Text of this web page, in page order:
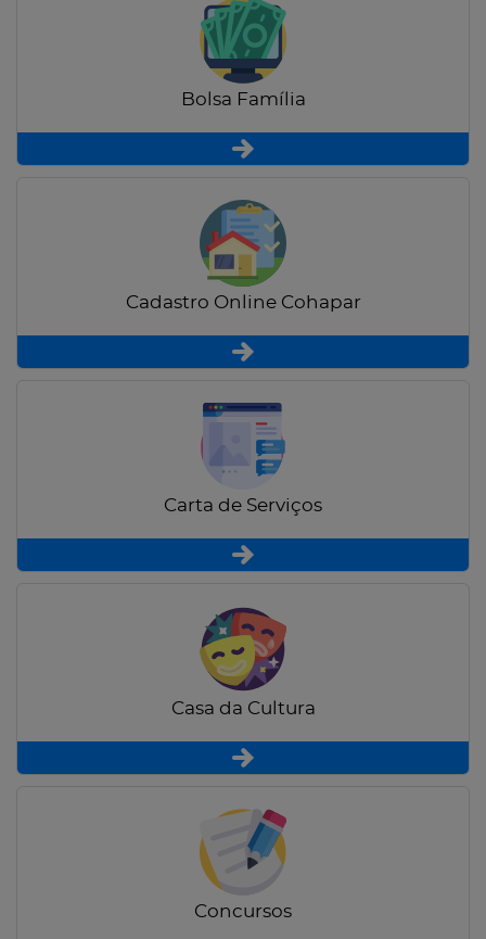
Bolsa Família
Cadastro Online Cohapar
Carta de Serviços
Casa da Cultura
Concursos